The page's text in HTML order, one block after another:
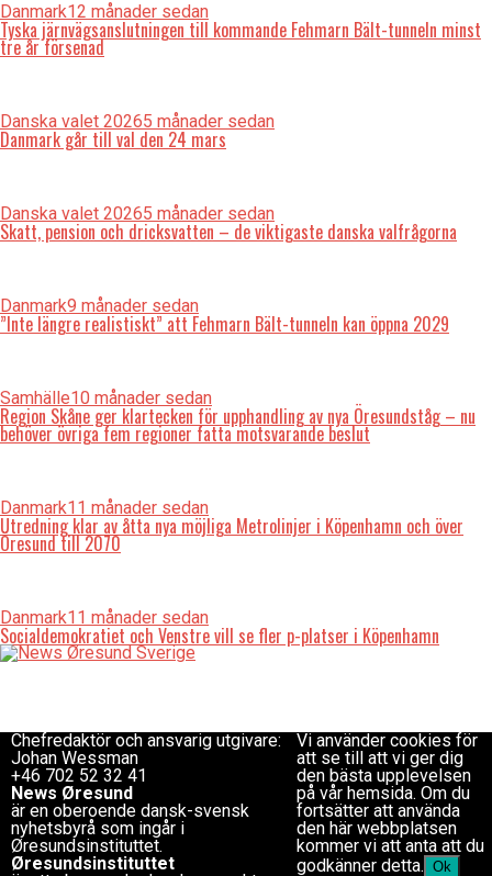
Danmark12 månader sedan
Tyska järnvägsanslutningen till kommande Fehmarn Bält-tunneln minst
tre år försenad
Danska valet 20265 månader sedan
Danmark går till val den 24 mars
Danska valet 20265 månader sedan
Skatt, pension och dricksvatten – de viktigaste danska valfrågorna
Danmark9 månader sedan
”Inte längre realistiskt” att Fehmarn Bält-tunneln kan öppna 2029
Samhälle10 månader sedan
Region Skåne ger klartecken för upphandling av nya Öresundståg – nu
behöver övriga fem regioner fatta motsvarande beslut
Danmark11 månader sedan
Utredning klar av åtta nya möjliga Metrolinjer i Köpenhamn och över
Öresund till 2070
Danmark11 månader sedan
Socialdemokratiet och Venstre vill se fler p-platser i Köpenhamn
Chefredaktör och ansvarig utgivare:
Johan Wessman
+46 702 52 32 41
News Øresund
är en oberoende dansk-svensk
nyhets­byrå som ingår i
Øresundsinstituttet.
Øresundsinstituttet
Vi använder cookies för
att se till att vi ger dig
den bästa upplevelsen
på vår hemsida. Om du
fortsätter att använda
den här webbplatsen
kommer vi att anta att du
godkänner detta. Ok